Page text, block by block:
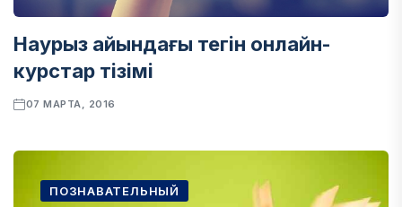
Наурыз айындағы тегін онлайн-
курстар тізімі
07 МАРТА, 2016
ПОЗНАВАТЕЛЬНЫЙ